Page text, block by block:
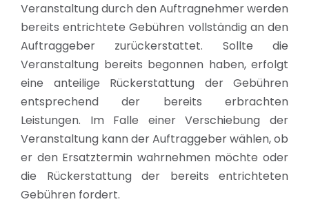
Veranstaltung durch den Auftragnehmer werden
bereits entrichtete Gebühren vollständig an den
Auftraggeber zurückerstattet. Sollte die
Veranstaltung bereits begonnen haben, erfolgt
eine anteilige Rückerstattung der Gebühren
entsprechend der bereits erbrachten
Leistungen. Im Falle einer Verschiebung der
Veranstaltung kann der Auftraggeber wählen, ob
er den Ersatztermin wahrnehmen möchte oder
die Rückerstattung der bereits entrichteten
Gebühren fordert.